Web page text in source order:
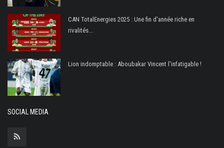
CAN TotalEnergies 2025 : Une fin d'année riche en
rivalités...
Lion indomptable : Aboubakar Vincent l'infatigable !
SOCIAL MEDIA